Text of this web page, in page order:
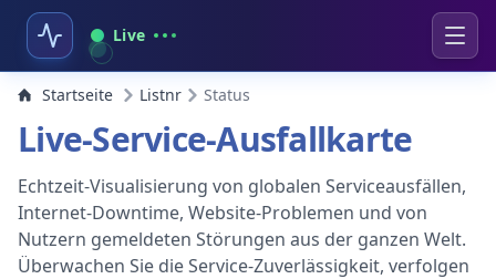
Live
Startseite Listnr Status
Live-Service-Ausfallkarte
Echtzeit-Visualisierung von globalen Serviceausfällen,
Internet-Downtime, Website-Problemen und von
Nutzern gemeldeten Störungen aus der ganzen Welt.
Überwachen Sie die Service-Zuverlässigkeit, verfolgen